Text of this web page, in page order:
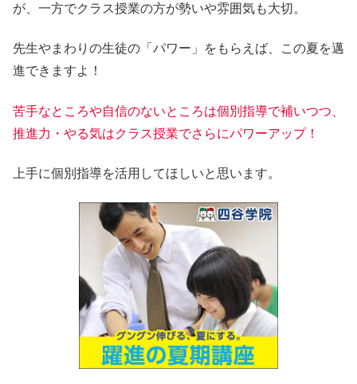
が、一方でクラス授業の方が勢いや雰囲気も大切。
先生やまわりの生徒の「パワー」をもらえば、この夏を邁
進できますよ！
苦手なところや自信のないところは個別指導で補いつつ、
推進力・やる気はクラス授業でさらにパワーアップ！
上手に個別指導を活用してほしいと思います。